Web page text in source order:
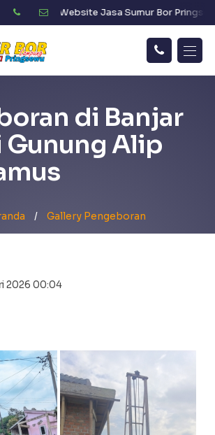
Jasa Sumur Bor Pringsewu "CV. SEWU
Call
di Banjar
Gunung Alip
/ Gallery Pengeboran
2026 00:04